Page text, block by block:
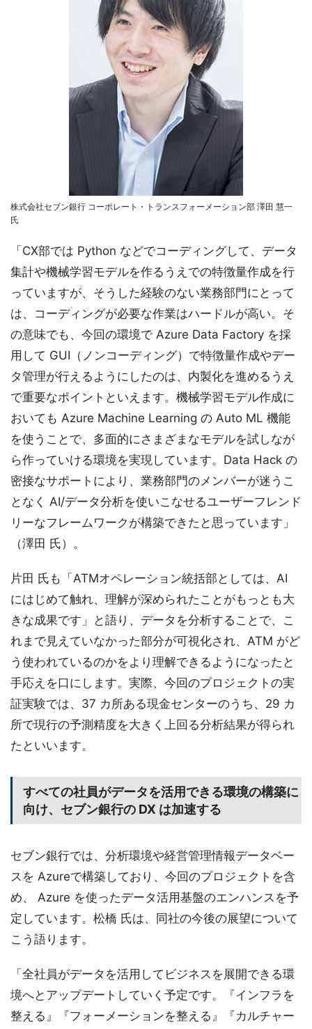
株式会社セブン銀行 コーポレート・トランスフォーメーション部 澤田 慧一
氏
「CX部では Python などでコーディングして、データ
集計や機械学習モデルを作るうえでの特徴量作成を行
っていますが、そうした経験のない業務部門にとって
は、コーディングが必要な作業はハードルが高い。そ
の意味でも、今回の環境で Azure Data Factory を採
用して GUI（ノンコーディング）で特徴量作成やデー
タ管理が行えるようにしたのは、内製化を進めるうえ
で重要なポイントといえます。機械学習モデル作成に
おいても Azure Machine Learning の Auto ML 機能
を使うことで、多面的にさまざまなモデルを試しなが
ら作っていける環境を実現しています。Data Hack の
密接なサポートにより、業務部門のメンバーが迷うこ
となく AI/データ分析を使いこなせるユーザーフレンド
リーなフレームワークが構築できたと思っています」
（澤田 氏）。
片田 氏も「ATMオペレーション統括部としては、AI
にはじめて触れ、理解が深められたことがもっとも大
きな成果です」と語り、データを分析することで、こ
れまで見えていなかった部分が可視化され、ATM がど
う使われているのかをより理解できるようになったと
手応えを口にします。実際、今回のプロジェクトの実
証実験では、37 カ所ある現金センターのうち、29 カ
所で現行の予測精度を大きく上回る分析結果が得られ
たといいます。
すべての社員がデータを活用できる環境の構築に
向け、セブン銀行の DX は加速する
セブン銀行では、分析環境や経営管理情報データベー
スを Azureで構築しており、今回のプロジェクトを含
め、 Azure を使ったデータ活用基盤のエンハンスを予
定しています。松橋 氏は、同社の今後の展望について
こう語ります。
「全社員がデータを活用してビジネスを展開できる環
境へとアップデートしていく予定です。『インフラを
整える』『フォーメーションを整える』『カルチャー